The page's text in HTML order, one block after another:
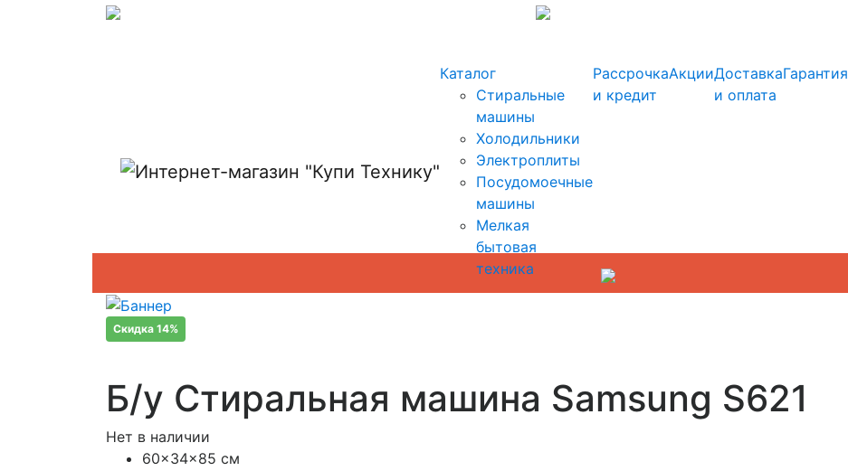
Каталог
Стиральные
машины
Холодильники
Электроплиты
Посудомоечные
машины
Мелкая
бытовая
техника
Рассрочка
и кредит
АкцииДоставка
и оплата
Гарантия
Скидка 14%
Б/у Стиральная машина Samsung S621
Нет в наличии
60x34x85 см